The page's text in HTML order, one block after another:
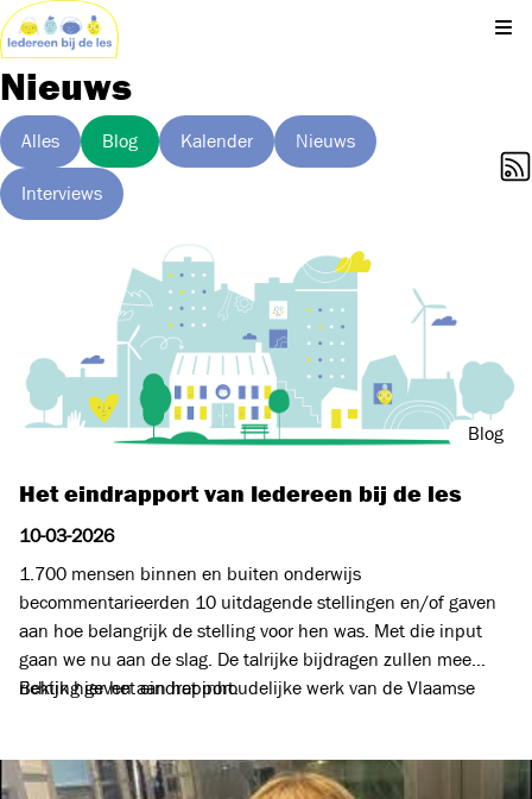
Nieuws
Alles Blog Kalender Nieuws
Interviews
Blog
Het eindrapport van Iedereen bij de les
10-03-2026
1.700 mensen binnen en buiten onderwijs
becommentarieerden 10 uitdagende stellingen en/of gaven
aan hoe belangrijk de stelling voor hen was. Met die input
gaan we nu aan de slag. De talrijke bijdragen zullen mee
richting geven aan het inhoudelijke werk van de Vlaamse
steekproef, maar geeft wel duidelijke tendensen over hoe een
Bekijk hier het eindrapport.